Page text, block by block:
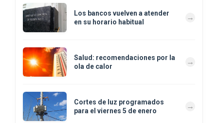
Los bancos vuelven a atender
en su horario habitual
Salud: recomendaciones por la
ola de calor
Cortes de luz programados
para el viernes 5 de enero